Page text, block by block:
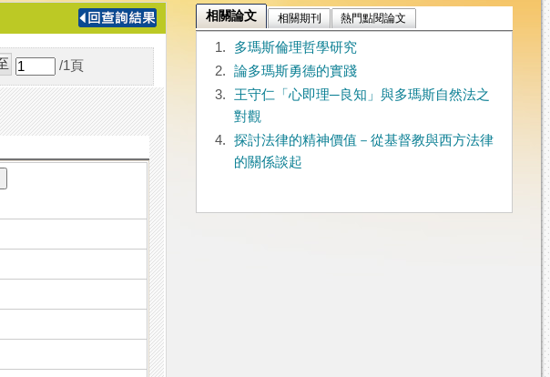
導
/1 頁
相關論文 相關期刊 熱門點閱論文
1.
多瑪斯倫理哲學研究
2.
論多瑪斯勇德的實踐
3.
王守仁「心即理─良知」與多瑪斯自然法之
對觀
4.
探討法律的精神價值－從基督教與西方法律
的關係談起